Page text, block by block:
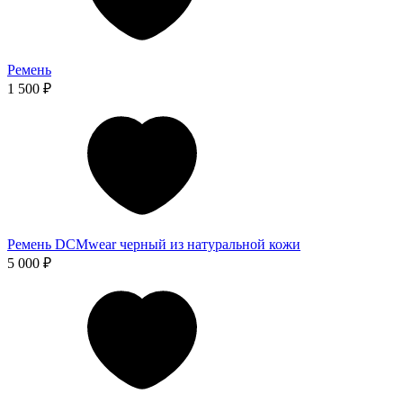
Ремень
1 500 ₽
Ремень DCMwear черный из натуральной кожи
5 000 ₽